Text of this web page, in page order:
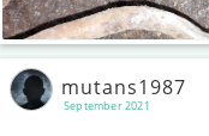
September 2021
mutans1987